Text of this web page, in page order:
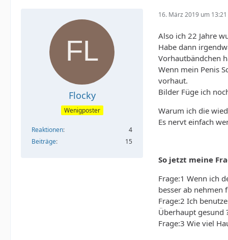
Flocky
Wenigposter
Reaktionen
4
Beiträge
15
16. März 2019 um 13:21
Also ich 22 Jahre
Habe dann
Vorhautbändchen
Wenn mein Penis
vorhaut.
Bilder Füge ich
Warum ich die
Es nervt einfach
So jetzt meine
Frage:1 Wenn ich
besser ab nehmen
Frage:2 Ich
Überhaupt gesund
Frage:3 Wie viel